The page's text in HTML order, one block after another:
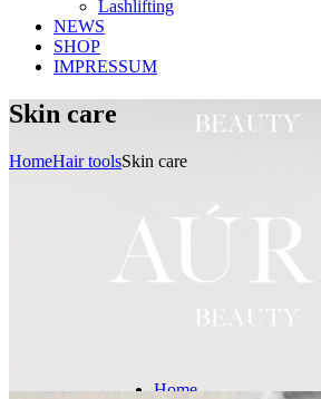
Home
Lashlifting
NEWS
SHOP
IMPRESSUM
Skin care
HomeHair toolsSkin care